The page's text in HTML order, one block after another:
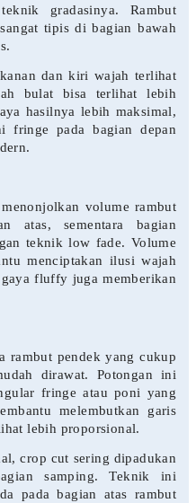
gradasinya. Rambut
tipis di bagian bawah
dan kiri wajah terlihat
bulat bisa terlihat lebih
hasilnya lebih maksimal,
fringe pada bagian depan
menonjolkan volume rambut
atas, sementara bagian
teknik low fade. Volume
menciptakan ilusi wajah
fluffy juga memberikan
rambut pendek yang cukup
dirawat. Potongan ini
fringe atau poni yang
melembutkan garis
lebih proporsional.
crop cut sering dipadukan
samping. Teknik ini
pada bagian atas rambut